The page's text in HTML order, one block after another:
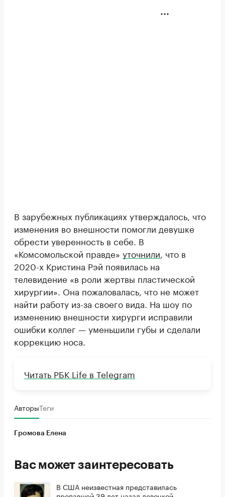
В зарубежных публикациях утверждалось, что
изменения во внешности помогли девушке
обрести уверенность в себе. В
«Комсомольской правде» уточнили , что в
2020-х Кристина Рэй появилась на
телевидение «в роли жертвы пластической
хирургии». Она пожаловалась, что не может
найти работу из-за своего вида. На шоу по
изменению внешности хирурги исправили
ошибки коллег — уменьшили губы и сделали
коррекцию носа.
Читать РБК Life в Telegram
АвторыТеги
Громова Елена
Вас может заинтересовать
В США неизвестная представилась